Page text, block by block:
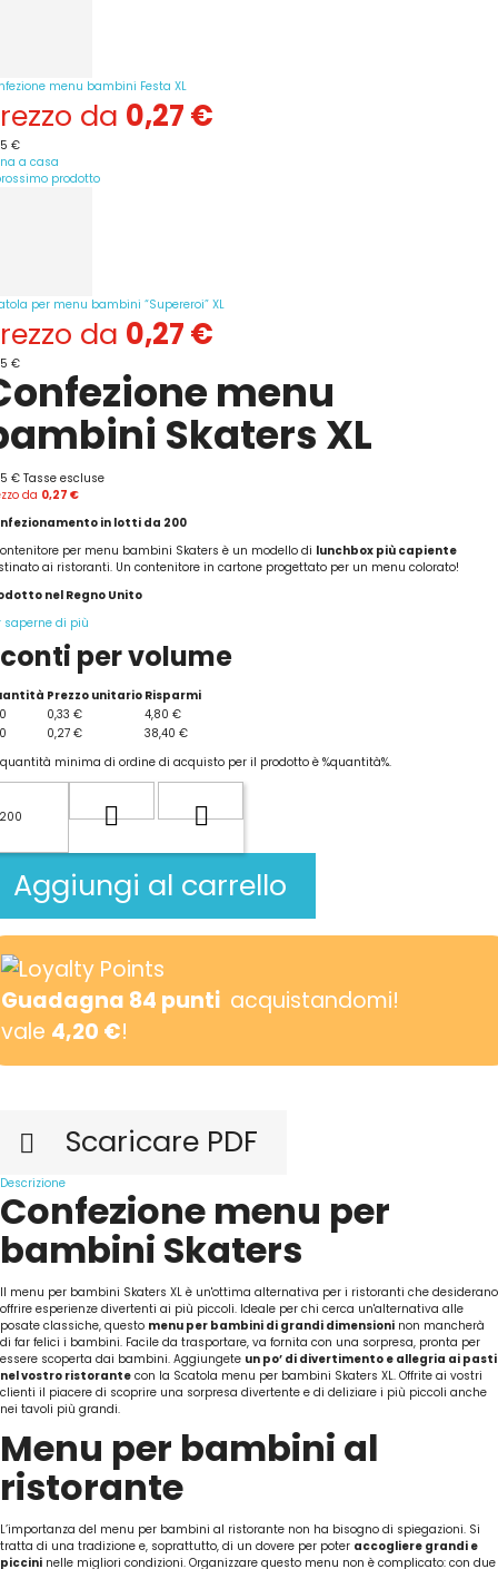
menu bambini Festa XL
da 0,27 €
€
a casa
prodotto
per menu bambini “Supereroi” XL
da 0,27 €
€
menu
Skaters XL
€ Tasse escluse
da 0,27 €
in lotti da 200
per menu bambini Skaters è un modello di lunchbox più capiente
ai ristoranti. Un contenitore in cartone progettato per un menu colorato!
nel Regno Unito
saperne di più
per volume
Prezzo unitario Risparmi
0,33 €
4,80 €
0,27 €
38,40 €
minima di ordine di acquisto per il prodotto è %quantità%.
Aggiungi al carrello
Guadagna 84 punti acquistandomi!
vale 4,20 €!
 Scaricare PDF
Descrizione
Confezione menu per
bambini Skaters
Il menu per bambini Skaters XL è un'ottima alternativa per i ristoranti che desiderano
offrire esperienze divertenti ai più piccoli. Ideale per chi cerca un'alternativa alle
posate classiche, questo menu per bambini di grandi dimensioni non mancherà
di far felici i bambini. Facile da trasportare, va fornita con una sorpresa, pronta per
essere scoperta dai bambini. Aggiungete un po’ di divertimento e allegria ai pasti
nel vostro ristorante con la Scatola menu per bambini Skaters XL. Offrite ai vostri
clienti il piacere di scoprire una sorpresa divertente e di deliziare i più piccoli anche
nei tavoli più grandi.
Menu per bambini al
ristorante
L’importanza del menu per bambini al ristorante non ha bisogno di spiegazioni. Si
tratta di una tradizione e, soprattutto, di un dovere per poter accogliere grandi e
piccini nelle migliori condizioni. Organizzare questo menu non è complicato: con due